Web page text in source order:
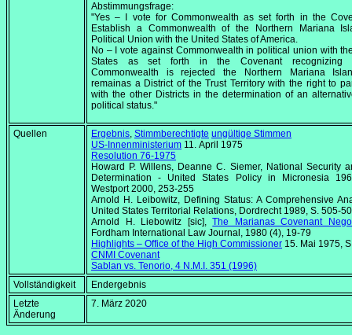
Abstimmungsfrage:
"Yes – I vote for Commonwealth as set forth in the
Establish a Commonwealth of the Northern Mariana
Political Union with the United States of America.
No – I vote against Commonwealth in political union with
States as set forth in the Covenant recognizing
Commonwealth is rejected the Northern Mariana
remainas a District of the Trust Territory with the right to
with the other Districts in the determination of an
political status."
Quellen Ergebnis, Stimmberechtigte ungültige Stimmen
US-Innenministerium 11. April 1975
Resolution 76-1975
Howard P. Willens, Deanne C. Siemer, National Security
Determination - United States Policy in Micronesia
Westport 2000, 253-255
Arnold H. Leibowitz, Defining Status: A Comprehensive
United States Territorial Relations, Dordrecht 1989, S. 505-
Arnold H. Liebowitz [sic],The Marianas Covenant
Fordham International Law Journal , 1980 (4), 19-79
Highlights – Office of the High Commissioner 15. Mai 1975,
CNMI Covenant
Sablan vs. Tenorio, 4 N.M.I. 351 (1996)
Vollständigkeit
Endergebnis
Letzte
Änderung
7. März 2020